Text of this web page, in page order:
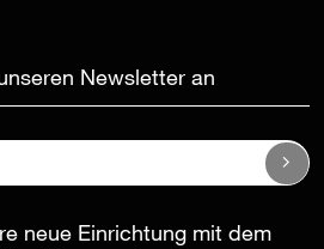
Newsletter an
neue Einrichtung mit dem